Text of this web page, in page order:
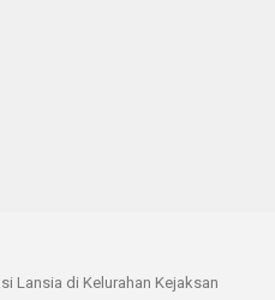
Lansia di Kelurahan Kejaksan